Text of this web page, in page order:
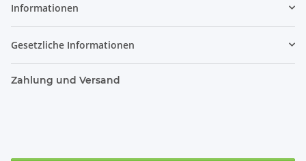
Informationen
Gesetzliche Informationen
Zahlung und Versand